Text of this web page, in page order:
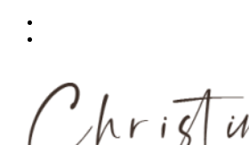
Skip